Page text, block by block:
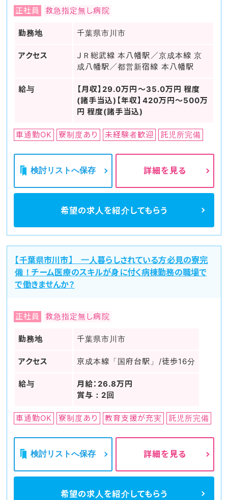
正社員 救急指定無し病院
勤務地 千葉県市川市
アクセス
ＪＲ総武線 本八幡駅／京成本線 京
成八幡駅／都営新宿線 本八幡駅
給与
【月収】29.0万円～35.0万円 程度
(諸手当込)【年収】420万円～500万
円 程度(諸手当込)
車通勤OK 寮制度あり 未経験者歓迎 託児所完備
検討リストへ保存 詳細を見る
希望の求人を紹介してもらう
【千葉県市川市】 一人暮らしされている方必見の寮完
備！チーム医療のスキルが身に付く病棟勤務の職場で
で働きませんか？
正社員 救急指定無し病院
勤務地 千葉県市川市
アクセス 京成本線「国府台駅」/徒歩16分
給与
月給：26.8万円
賞与：2回
車通勤OK 寮制度あり 教育支援が充実 託児所完備
検討リストへ保存 詳細を見る
希望の求人を紹介してもらう